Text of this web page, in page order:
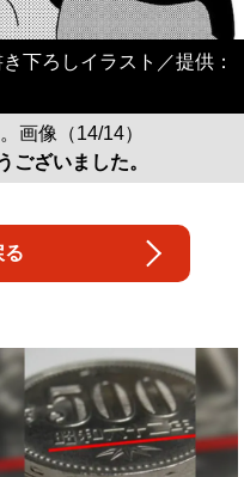
下ろしイラスト／提供：
画像（14/14）
ございました。
る